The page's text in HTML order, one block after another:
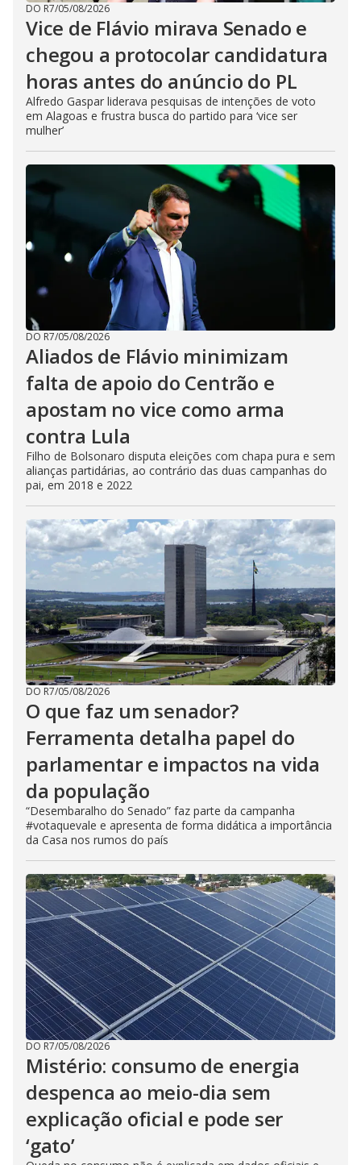
DO R7/05/08/2026
Vice de Flávio mirava Senado e
chegou a protocolar candidatura
horas antes do anúncio do PL
Alfredo Gaspar liderava pesquisas de intenções de voto
em Alagoas e frustra busca do partido para ‘vice ser
mulher’
DO R7/05/08/2026
Aliados de Flávio minimizam
falta de apoio do Centrão e
apostam no vice como arma
contra Lula
Filho de Bolsonaro disputa eleições com chapa pura e sem
alianças partidárias, ao contrário das duas campanhas do
pai, em 2018 e 2022
DO R7/05/08/2026
O que faz um senador?
Ferramenta detalha papel do
parlamentar e impactos na vida
da população
“Desembaralho do Senado” faz parte da campanha
#votaquevale e apresenta de forma didática a importância
da Casa nos rumos do país
DO R7/05/08/2026
Mistério: consumo de energia
despenca ao meio-dia sem
explicação oficial e pode ser
‘gato’